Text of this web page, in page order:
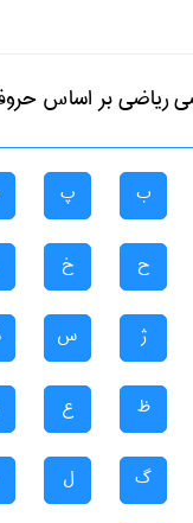
رياضیبر اساس
ب پ
ح خ
ژ س
ظ ع
گ ل